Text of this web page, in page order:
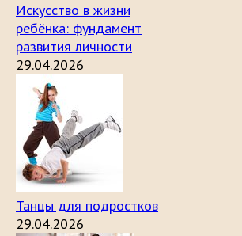
Искусство в жизни
ребёнка: фундамент
развития личности
29.04.2026
Танцы для подростков
29.04.2026